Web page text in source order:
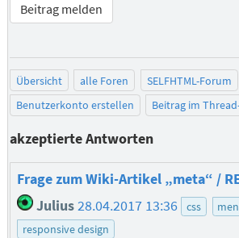
Beitrag melden
Übersicht alle Foren SELFHTML-Forum
Benutzerkonto erstellen
Beitrag im
akzeptierte Antworten
Frage zum Wiki-Artikel „meta“ /
Julius28.04.2017 13:36 css
responsive design